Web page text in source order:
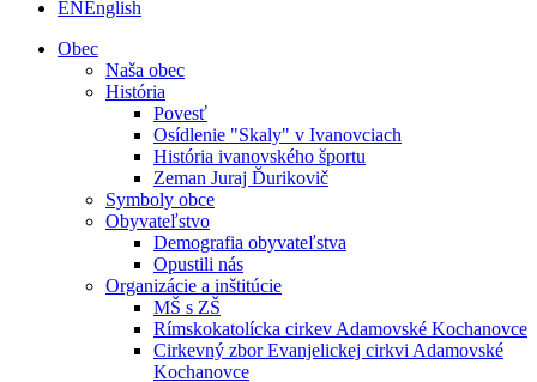
ENEnglish
Obec
Naša obec
História
Povesť
Osídlenie "Skaly" v Ivanovciach
História ivanovského športu
Zeman Juraj Ďurikovič
Symboly obce
Obyvateľstvo
Demografia obyvateľstva
Opustili nás
Organizácie a inštitúcie
MŠ s ZŠ
Rímskokatolícka cirkev Adamovské Kochanovce
Cirkevný zbor Evanjelickej cirkvi Adamovské
Kochanovce